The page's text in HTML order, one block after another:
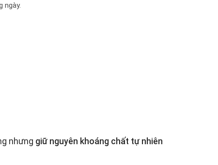
ngày.
nhưng giữ nguyên khoáng chất tự nhiên